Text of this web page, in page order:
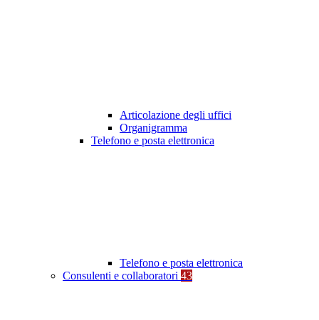
Articolazione degli uffici
Organigramma
Telefono e posta elettronica
Telefono e posta elettronica
Consulenti e collaboratori 43